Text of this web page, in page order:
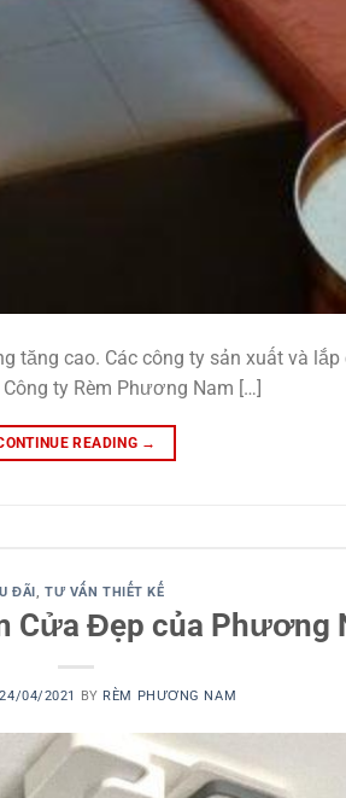
cao. Các công ty sản xuất và
ty Rèm Phương Nam […]
READING →
ĐÃI,TƯ VẤN THIẾT KẾ
Cửa Đẹp của Phương
24/04/2021 BY RÈM PHƯƠNG NAM